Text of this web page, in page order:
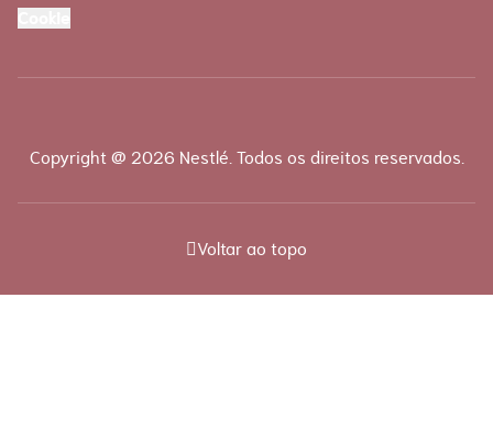
Cookie
Copyright @ 2026 Nestlé. Todos os direitos reservados.
Voltar ao topo